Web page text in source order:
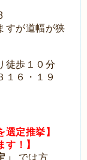
すが道幅が狭
徒歩１０分
６・１９
選定推挙】
す！】
では方